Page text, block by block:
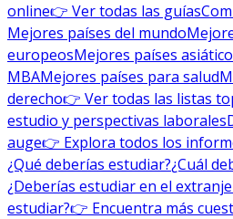
online👉 Ver todas las guías
Mejores países del mundo
europeosMejores países
MBAMejores países para salud
derecho👉 Ver todas las listas
estudio y perspectivas laborales
auge👉 Explora todos los
¿Qué deberías estudiar?¿Cuál
¿Deberías estudiar en el
estudiar?👉 Encuentra más